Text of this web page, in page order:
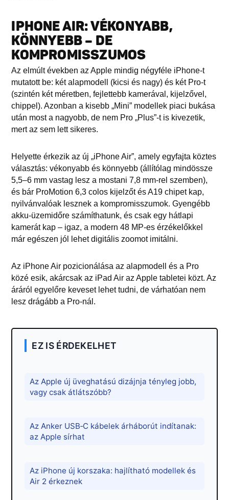
IPHONE AIR: VÉKONYABB,
KÖNNYEBB – DE
KOMPROMISSZUMOS
Az elmúlt években az Apple mindig négyféle iPhone-t
mutatott be: két alapmodell (kicsi és nagy) és két Pro-t
(szintén két méretben, fejlettebb kamerával, kijelzővel,
chippel). Azonban a kisebb „Mini” modellek piaci bukása
után most a nagyobb, de nem Pro „Plus”-t is kivezetik,
mert az sem lett sikeres.
Helyette érkezik az új „iPhone Air”, amely egyfajta köztes
választás: vékonyabb és könnyebb (állítólag mindössze
5,5–6 mm vastag lesz a mostani 7,8 mm-rel szemben),
és bár ProMotion 6,3 colos kijelzőt és A19 chipet kap,
nyilvánvalóak lesznek a kompromisszumok. Gyengébb
akku-üzemidőre számíthatunk, és csak egy hátlapi
kamerát kap – igaz, a modern 48 MP-es érzékelőkkel
már egészen jól lehet digitális zoomot imitálni.
Az iPhone Air pozicionálása az alapmodell és a Pro
közé esik, akárcsak az iPad Air az Apple tabletei közt. Az
áráról egyelőre keveset lehet tudni, de várhatóan nem
lesz drágább a Pro-nál.
EZ IS ÉRDEKELHET
Az Apple új üveghatású dizájnja tényleg jobb,
vagy csak átlátszóbb?
Az Anker USB‑C kábelek árháborút indítanak:
az Apple sírhat
Az iPhone új korszaka: hajlítható modellek és
Air 2 érkeznek